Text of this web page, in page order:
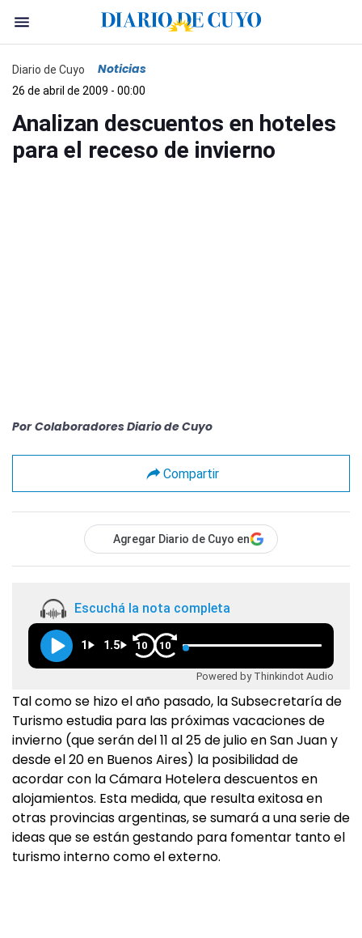
Diario de Cuyo Noticias
26 de abril de 2009 - 00:00
Analizan descuentos en hoteles
para el receso de invierno
Por Colaboradores Diario de Cuyo
Compartir
Agregar Diario de Cuyo en
Escuchá la nota completa
1 1.5 10 10
Powered by Thinkindot Audio
Tal como se hizo el año pasado, la Subsecretaría de
Turismo estudia para las próximas vacaciones de
invierno (que serán del 11 al 25 de julio en San Juan y
desde el 20 en Buenos Aires) la posibilidad de
acordar con la Cámara Hotelera descuentos en
alojamientos. Esta medida, que resulta exitosa en
otras provincias argentinas, se sumará a una serie de
ideas que se están gestando para fomentar tanto el
turismo interno como el externo.